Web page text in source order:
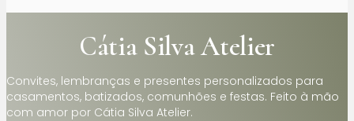
Cátia Silva Atelier
Convites, lembranças e presentes personalizados para
casamentos, batizados, comunhões e festas. Feito à mão
com amor por Cátia Silva Atelier.